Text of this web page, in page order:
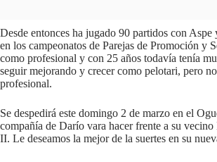
Desde entonces ha jugado 90 partidos con Aspe
en los campeonatos de Parejas de Promoción y
como profesional y con 25 años todavía tenía
seguir mejorando y crecer como pelotari, pero
profesional.
Se despedirá este domingo 2 de marzo en el
compañía de Darío vara hacer frente a su
II. Le deseamos la mejor de la suertes en su